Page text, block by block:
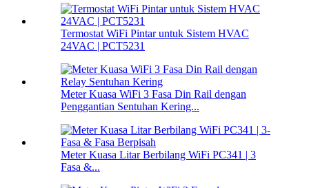
Termostat WiFi Pintar untuk Sistem HVAC
24VAC | PCT5231
Meter Kuasa WiFi 3 Fasa Din Rail dengan
Penggantian Sentuhan Kering...
Meter Kuasa Litar Berbilang WiFi PC341 | 3
Fasa &...